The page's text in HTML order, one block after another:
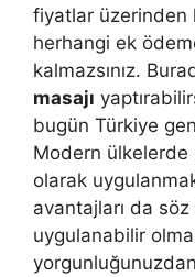
fiyatlar üzerinden
herhangi ek
kalmazsınız.
masajı
bugün Türkiye
Modern ülkelerde
olarak
avantajları da
uygulanabilir